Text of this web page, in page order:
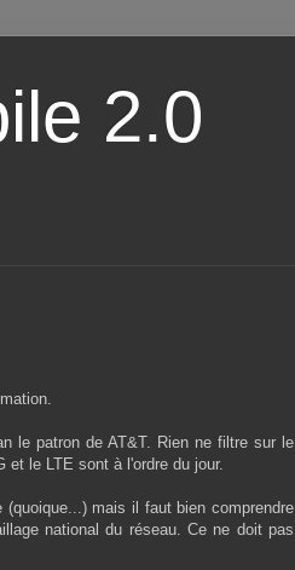
2.0
le patron de AT&T. Rien ne filtre sur le
et le LTE sont à l'ordre du jour.
mais il faut bien comprendre
national du réseau. Ce ne doit pas